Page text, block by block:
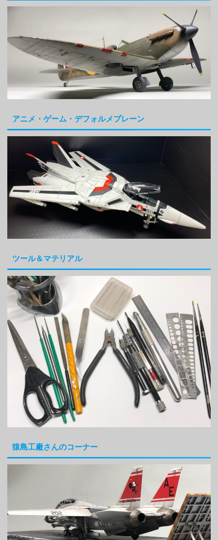
アニメ・ゲーム・デフォルメプレーン
ツール＆マテリアル
猿島工廠さんのコーナー